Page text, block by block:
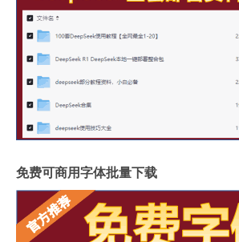
免费可商用字体批量下载